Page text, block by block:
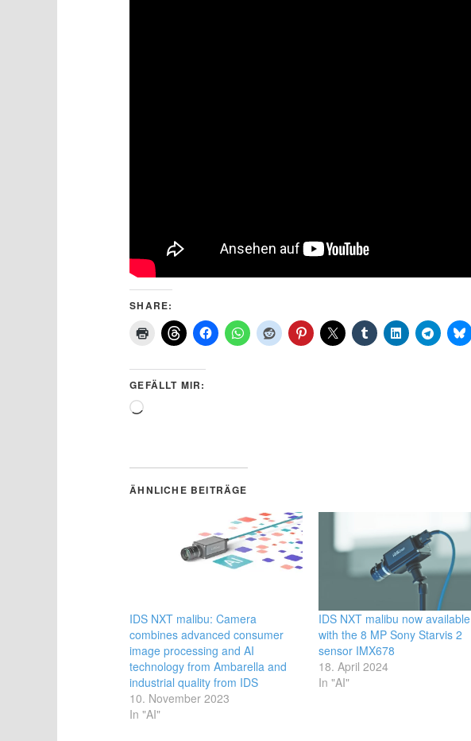
SHARE:
GEFÄLLT MIR:
Wird
ÄHNLICHE BEITRÄGE
IDS NXT malibu: Camera
combines advanced consumer
image processing and AI
technology from Ambarella and
industrial quality from IDS
10. November 2023
In "AI"
IDS NXT malibu now available
with the 8 MP Sony Starvis 2
sensor IMX678
18. April 2024
In "AI"